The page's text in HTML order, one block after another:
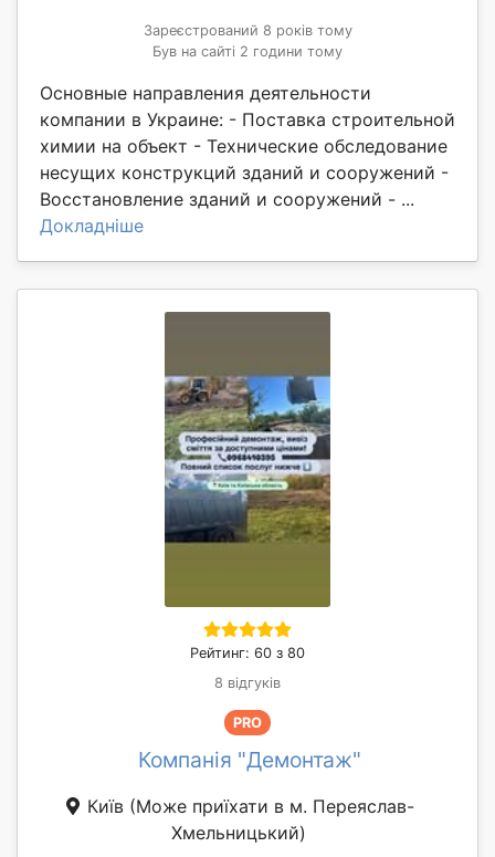
Зареєстрований 8 років тому
Був на сайті 2 години тому
Основные направления деятельности
компании в Украине: - Поставка строительной
химии на объект - Технические обследование
несущих конструкций зданий и сооружений -
Восстановление зданий и сооружений - ...
Докладніше
Рейтинг: 60 з 80
8 відгуків
PRO
Компанія "Демонтаж"
Київ (Може приїхати в м. Переяслав-
Хмельницький)